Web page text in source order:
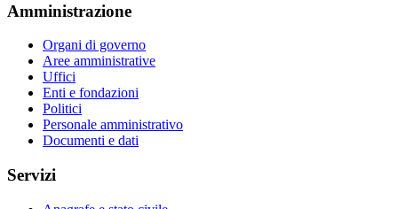
Amministrazione
Organi di governo
Aree amministrative
Uffici
Enti e fondazioni
Politici
Personale amministrativo
Documenti e dati
Servizi